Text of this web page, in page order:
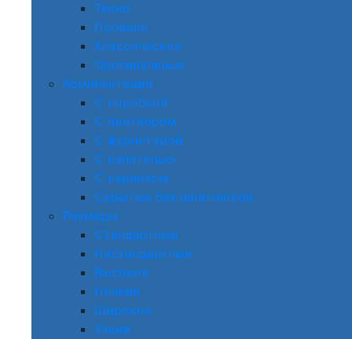
Техно
Прованс
Классические
Оригинальные
Комплектация
С коробкой
С притвором
С фурнитурой
С капителью
С карнизом
Скрытые без наличников
Размеры
Стандартные
Нестандартные
Высокие
Низкие
Широкие
Узкие